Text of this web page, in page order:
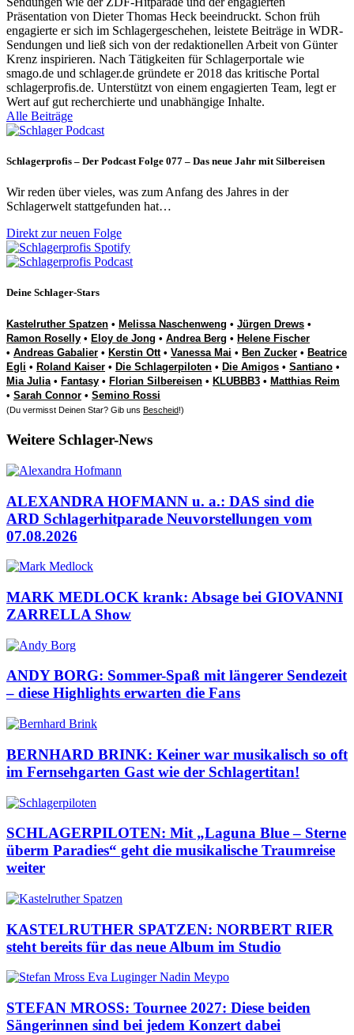
Präsentation von Dieter Thomas Heck beeindruckt. Schon früh
engagierte er sich im Schlagergeschehen, leistete Beiträge in WDR-
Sendungen und ließ sich von der redaktionellen Arbeit von Günter
Krenz inspirieren. Nach Tätigkeiten für Schlagerportale wie
smago.de und schlager.de gründete er 2018 das kritische Portal
schlagerprofis.de. Unterstützt von einem engagierten Team, legt er
Wert auf gut recherchierte und unabhängige Inhalte.
Alle Beiträge
Schlagerprofis – Der Podcast Folge 077 – Das neue Jahr mit Silbereisen
Wir reden über vieles, was zum Anfang des Jahres in der
Schlagerwelt stattgefunden hat…
Direkt zur neuen Folge
Deine Schlager-Stars
Kastelruther Spatzen • Melissa Naschenweng • Jürgen Drews •
Ramon Roselly • Eloy de Jong • Andrea Berg • Helene Fischer
• Andreas Gabalier • Kerstin Ott• Vanessa Mai • Ben Zucker • Beatrice
Egli • Roland Kaiser • Die Schlagerpiloten • Die Amigos • Santiano •
Mia Julia• Fantasy • Florian Silbereisen • KLUBBB3 • Matthias Reim
• Sarah Connor • Semino Rossi
(Du vermisst Deinen Star? Gib uns Bescheid!)
Weitere Schlager-News
ALEXANDRA HOFMANN u. a.: DAS sind die
ARD Schlagerhitparade Neuvorstellungen vom
07.08.2026
MARK MEDLOCK krank: Absage bei GIOVANNI
ZARRELLA Show
ANDY BORG: Sommer-Spaß mit längerer Sendezeit
– diese Highlights erwarten die Fans
BERNHARD BRINK: Keiner war musikalisch so oft
im Fernsehgarten Gast wie der Schlagertitan!
SCHLAGERPILOTEN: Mit „Laguna Blue – Sterne
überm Paradies“ geht die musikalische Traumreise
weiter
KASTELRUTHER SPATZEN: NORBERT RIER
steht bereits für das neue Album im Studio
STEFAN MROSS: Tournee 2027: Diese beiden
Sängerinnen sind bei jedem Konzert dabei